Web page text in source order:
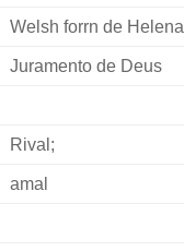
Welsh forrn de Helena
Juramento de Deus
Rival;
amal